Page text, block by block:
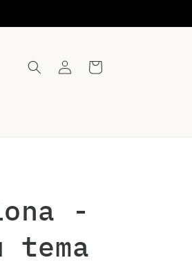
Iniciar
sesión
Carrito
-
tema